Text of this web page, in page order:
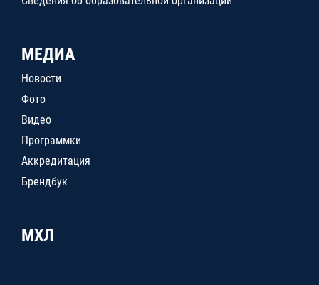
МЕДИА
Новости
Фото
Видео
Программки
Аккредитация
Брендбук
МХЛ